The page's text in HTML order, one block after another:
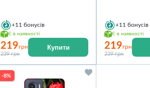
+11 бонусів
Є в наявності
219грн
239 грн
Купити
+11 бонусів
Є в наявності
219грн
239 грн
-8%